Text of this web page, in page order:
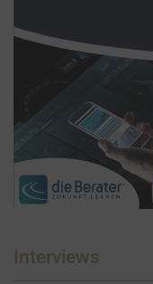
Interviews